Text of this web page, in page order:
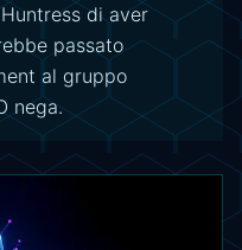
di aver
passato
al gruppo
nega.